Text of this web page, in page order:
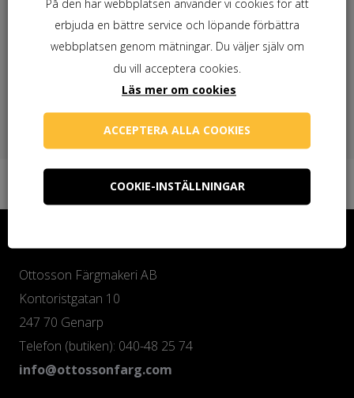
Alabaster Kulörväljare
Behöver du linolja?
Behöver du linoljesåpa?
Ottosson Färgmakeri AB
Kontoristgatan 10
247 70 Genarp
Telefon (butiken): 040-48 25 74
info@ottossonfarg.com
På den här webbplatsen använder vi cookies för att
erbjuda en bättre service och löpande förbättra
webbplatsen genom mätningar. Du väljer själv om
du vill acceptera cookies.
Läs mer om cookies
ACCEPTERA ALLA COOKIES
COOKIE-INSTÄLLNINGAR